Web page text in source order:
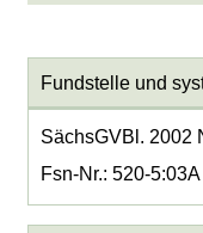
Fundstelle und
SächsGVBl. 2002
Fsn-Nr.: 520-5:03A